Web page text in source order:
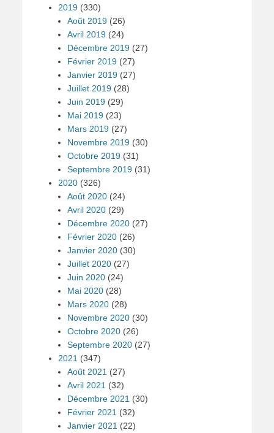
2019 (330)
Août 2019 (26)
Avril 2019 (24)
Décembre 2019 (27)
Février 2019 (27)
Janvier 2019 (27)
Juillet 2019 (28)
Juin 2019 (29)
Mai 2019 (23)
Mars 2019 (27)
Novembre 2019 (30)
Octobre 2019 (31)
Septembre 2019 (31)
2020 (326)
Août 2020 (24)
Avril 2020 (29)
Décembre 2020 (27)
Février 2020 (26)
Janvier 2020 (30)
Juillet 2020 (27)
Juin 2020 (24)
Mai 2020 (28)
Mars 2020 (28)
Novembre 2020 (30)
Octobre 2020 (26)
Septembre 2020 (27)
2021 (347)
Août 2021 (27)
Avril 2021 (32)
Décembre 2021 (30)
Février 2021 (32)
Janvier 2021 (22)